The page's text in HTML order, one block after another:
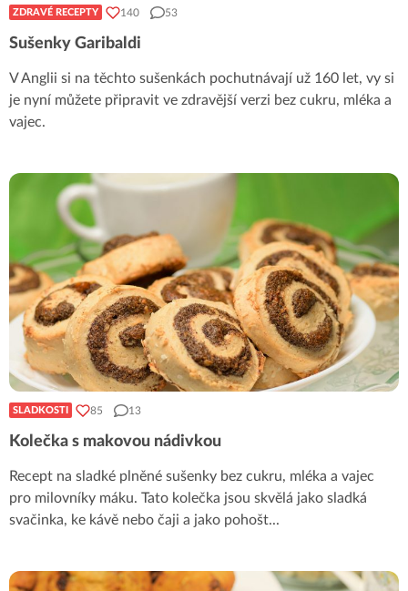
ZDRAVÉ RECEPTY 140 53
Sušenky Garibaldi
V Anglii si na těchto sušenkách pochutnávají už 160 let, vy si
je nyní můžete připravit ve zdravější verzi bez cukru, mléka a
vajec.
SLADKOSTI 85 13
Kolečka s makovou nádivkou
Recept na sladké plněné sušenky bez cukru, mléka a vajec
pro milovníky máku. Tato kolečka jsou skvělá jako sladká
svačinka, ke kávě nebo čaji a jako pohošt...